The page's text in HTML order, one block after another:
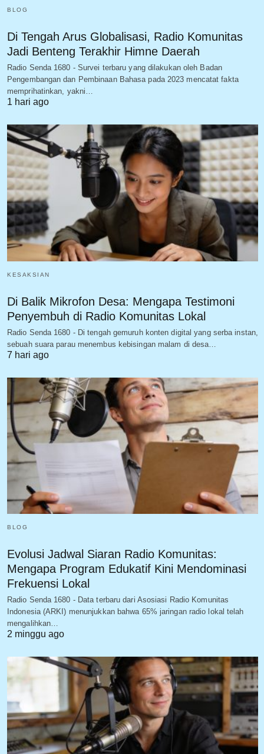
BLOG
Di Tengah Arus Globalisasi, Radio Komunitas
Jadi Benteng Terakhir Himne Daerah
Radio Senda 1680 - Survei terbaru yang dilakukan oleh Badan
Pengembangan dan Pembinaan Bahasa pada 2023 mencatat fakta
memprihatinkan, yakni…
1 hari ago
KESAKSIAN
Di Balik Mikrofon Desa: Mengapa Testimoni
Penyembuh di Radio Komunitas Lokal
Radio Senda 1680 - Di tengah gemuruh konten digital yang serba instan,
sebuah suara parau menembus kebisingan malam di desa…
7 hari ago
BLOG
Evolusi Jadwal Siaran Radio Komunitas:
Mengapa Program Edukatif Kini Mendominasi
Frekuensi Lokal
Radio Senda 1680 - Data terbaru dari Asosiasi Radio Komunitas
Indonesia (ARKI) menunjukkan bahwa 65% jaringan radio lokal telah
mengalihkan…
2 minggu ago